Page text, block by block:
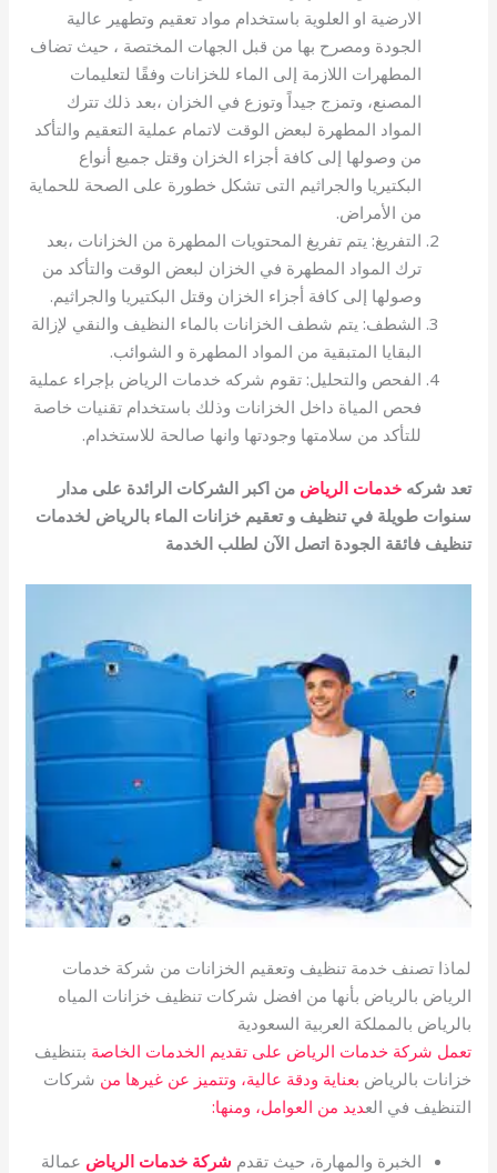
الارضية او العلوية باستخدام مواد تعقيم وتطهير عالية
الجودة ومصرح بها من قبل الجهات المختصة ، حيث تضاف
المطهرات اللازمة إلى الماء للخزانات وفقًا لتعليمات
المصنع، وتمزج جيداً وتوزع في الخزان ،بعد ذلك تترك
المواد المطهرة لبعض الوقت لاتمام عملية التعقيم والتأكد
من وصولها إلى كافة أجزاء الخزان وقتل جميع أنواع
البكتيريا والجراثيم التى تشكل خطورة على الصحة للحماية
من الأمراض.
التفريغ: يتم تفريغ المحتويات المطهرة من الخزانات ،بعد
ترك المواد المطهرة في الخزان لبعض الوقت والتأكد من
وصولها إلى كافة أجزاء الخزان وقتل البكتيريا والجراثيم.
الشطف: يتم شطف الخزانات بالماء النظيف والنقي لإزالة
البقايا المتبقية من المواد المطهرة و الشوائب.
الفحص والتحليل: تقوم شركه خدمات الرياض بإجراء عملية
فحص المياة داخل الخزانات وذلك باستخدام تقنيات خاصة
للتأكد من سلامتها وجودتها وانها صالحة للاستخدام.
تعد شركهخدمات الرياض من اكبر الشركات الرائدة على مدار
سنوات طويلة في تنظيف و تعقيم خزانات الماء بالرياض لخدمات
تنظيف فائقة الجودة اتصل الآن لطلب الخدمة
لماذا تصنف خدمة تنظيف وتعقيم الخزانات من شركة خدمات
الرياض بالرياض بأنها من افضل شركات تنظيف خزانات المياه
بالرياض بالمملكة العربية السعودية
تعمل شركة خدمات الرياض على تقديم الخدمات الخاصة بتنظيف
خزانات بالرياض بعناية ودقة عالية، وتتميز عن غيرها من شركات
التنظيف في العديد من العوامل، ومنها:
الخبرة والمهارة، حيث تقدم شركة خدمات الرياض عمالة